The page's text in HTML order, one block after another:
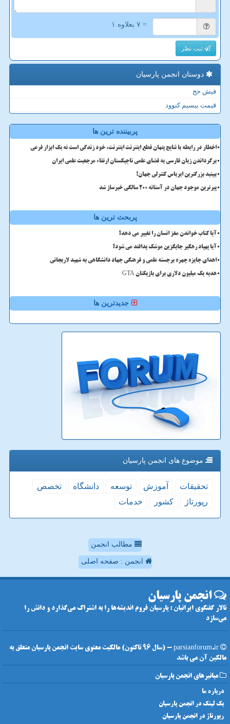
= ۷ بعلاوه ۱
ثبت نظر
دوستان انجمن پارسیان
فیش حج
قیمت بیسیم کنوود
پربیننده ترین ها
اخطار در رابطه با نتایج پنهان قطع اینترنت اینترنت، خود زندگی است نه یک ابزار فرعی
برگرداندن زبان فارسی به فضای علمی تاجیکستان ارتقاء مرجعیت علمی ایران
ببینید بزرگترین ایرباس کنترلی جهان!
پیرترین موجود جهان در آستانه ۲۰۰ سالگی خبرساز شد
پربحث ترین ها
آیا کتاب خواندن مغز انسان را تغییر می دهد؟
آیا پهپاد رهگیر جایگزین موشک پدافند می شود؟
اهدای جایزه چهره برجسته علمی و فرهنگی جهاد دانشگاهی به شهید لاریجانی
هدیه یک میلیون دلاری برای بازیکنان GTA
جدیدترین ها
موضوع های انجمن پارسیان
تحقیقات آموزش توسعه دانشگاه
تخصص
رپورتاژ
كشور خدمات
مطالب انجمن
انجمن : صفحه اصلی
انجمن پارسیان
تالار گفتگوی ایرانیان : پارسیان فروم اندیشه‌ها را به اشتراک می‌گذارد و دانش را
می‌سازد
parsianforum.ir - (سال 96 تاکنون) مالکیت معنوی سایت انجمن پارسیان متعلق به
مالکین آن می باشد
میانبرهای انجمن پارسیان
درباره ما
بک لینک در انجمن پارسیان
رپورتاژ در انجمن پارسیان